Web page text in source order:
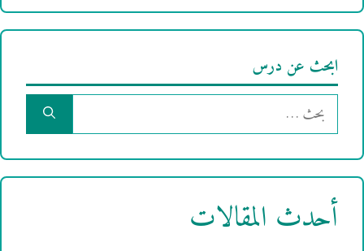
ابحث عن درس
البحث
عن:
أحدث المقالات